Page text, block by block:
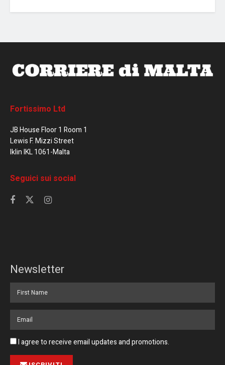
Fortissimo Ltd
JB House Floor 1 Room 1
Lewis F. Mizzi Street
Iklin IKL 1061-Malta
Seguici sui social
Newsletter
I agree to receive email updates and promotions.